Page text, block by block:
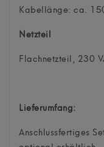
Kabellänge: ca.
Netzteil
Flachnetzteil, 230
Lieferumfang:
Anschlussfertiges